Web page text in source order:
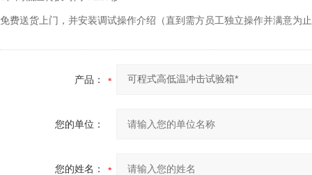
免费送货上门，并安装调试操作介绍（直到需方员工独立操作并满意为
产品：
您的单位：
您的姓名：